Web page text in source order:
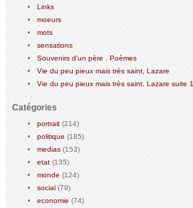
Links
moeurs
mots
sensations
Souvenirs d'un père . Poèmes
Vie du peu pieux mais très saint, Lazare
Vie du peu pieux mais très saint, Lazare suite 1
Catégories
portrait (214)
politique (185)
medias (153)
etat (135)
monde (124)
social (79)
economie (74)